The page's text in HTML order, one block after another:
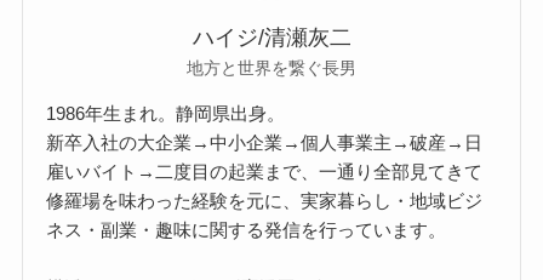
ハイジ/清瀬灰二
地方と世界を繋ぐ長男
1986年生まれ。静岡県出身。
新卒入社の大企業→中小企業→個人事業主→破産→日
雇いバイト→二度目の起業まで、一通り全部見てきて
修羅場を味わった経験を元に、実家暮らし・地域ビジ
ネス・副業・趣味に関する発信を行っています。